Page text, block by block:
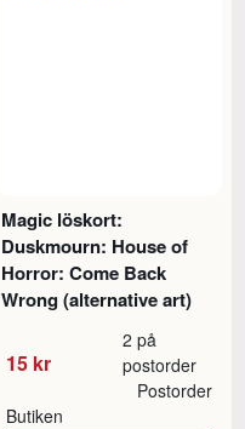
Magic löskort:
Duskmourn: House of
Horror: Come Back
Wrong (alternative art)
15 kr
2 på
postorder
Butiken
Postorder